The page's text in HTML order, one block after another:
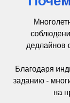
дедлайнов
Благодаря
заданию -
на